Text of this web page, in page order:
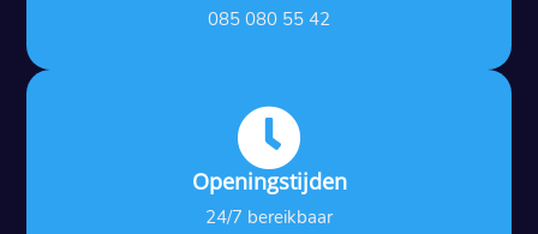
085 080 55 42

Openingstijden
24/7 bereikbaar